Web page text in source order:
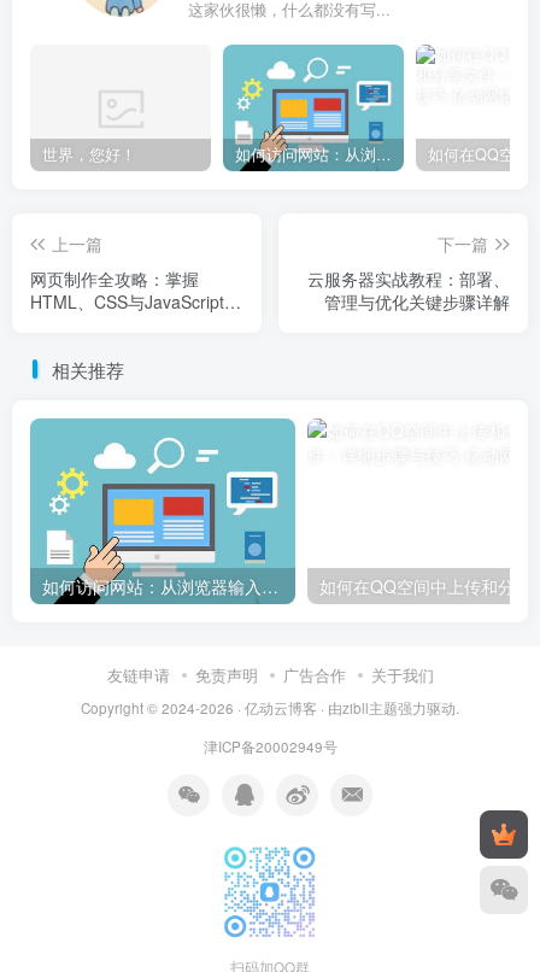
这家伙很懒，什么都没有写...
世界，您好！ 如何访问网站：从浏览器输入到页面加载的完整步骤详解
上一篇
网页制作全攻略：掌握
HTML、CSS与JavaScript，
下一篇
云服务器实战教程：部署、
管理与优化关键步骤详解
相关推荐
如何访问网站：从浏览器输入到页面加载的完整步骤详解
友链申请 免责声明 广告合作 关于我们
Copyright © 2024-2026 · 亿动云博客 · 由zibll主题强力驱动.
津ICP备20002949号
扫码加QQ群